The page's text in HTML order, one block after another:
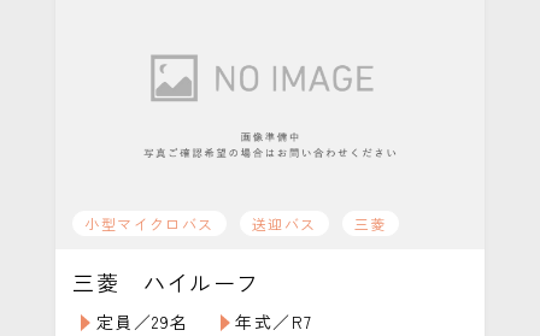
小型マイクロバス 送迎バス 三菱
三菱 ハイルーフ
定員／29名
年式／R7